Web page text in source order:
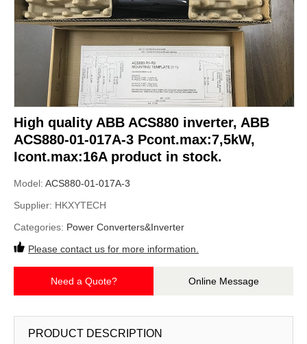
High quality ABB ACS880 inverter, ABB
ACS880-01-017A-3 Pcont.max:7,5kW,
Icont.max:16A product in stock.
Model: ACS880-01-017A-3
Supplier: HKXYTECH
Categories: Power Converters&Inverter
Please contact us for more information.
Need a Quote? Online Message
PRODUCT DESCRIPTION